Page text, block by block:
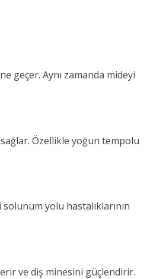
geçer. Aynı zamanda mideyi
Özellikle yoğun tempolu
yolu hastalıklarının
ve diş minesini güçlendirir.